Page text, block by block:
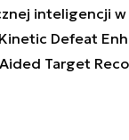
inteligencji w
Defeat
Target